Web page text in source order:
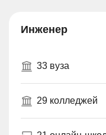
Инженер
33 вуза
29 колледжей